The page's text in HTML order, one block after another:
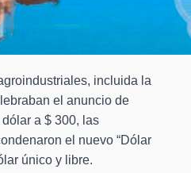
incluida la
el anuncio de
a $ 300, las
el nuevo “Dólar
único y libre.